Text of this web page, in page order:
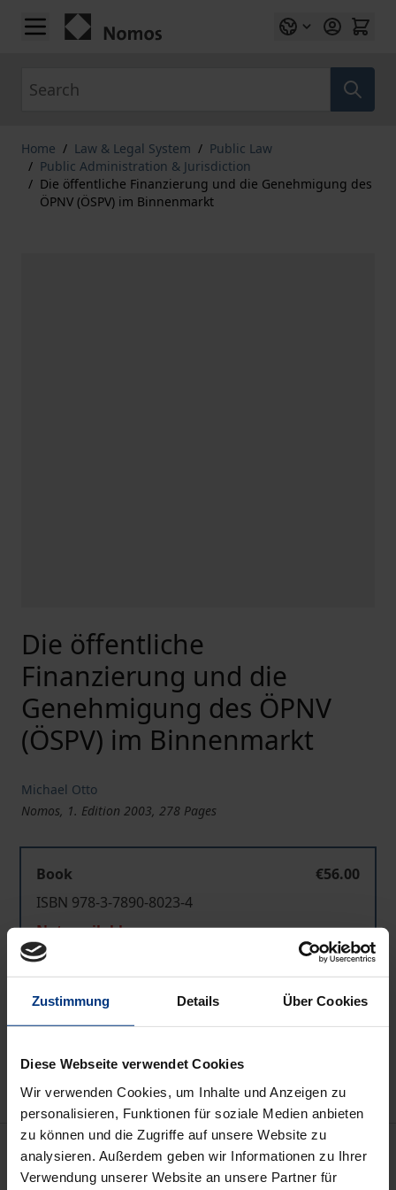
Zustimmung Details Über Cookies
Diese Webseite verwendet Cookies
Wir verwenden Cookies, um Inhalte und Anzeigen zu
personalisieren, Funktionen für soziale Medien anbieten
zu können und die Zugriffe auf unsere Website zu
analysieren. Außerdem geben wir Informationen zu Ihrer
Verwendung unserer Website an unsere Partner für
Skip to Content
Home / Law & Legal System / Public Law
/ Public Administration & Jurisdiction
/ Die öffentliche Finanzierung und die Genehmigung des
ÖPNV (ÖSPV) im Binnenmarkt
Die öffentliche
Finanzierung und die
Genehmigung des ÖPNV
(ÖSPV) im Binnenmarkt
Michael Otto
Nomos, 1. Edition 2003, 278 Pages
Book
€56.00
ISBN 978-3-7890-8023-4
Not available
Add to Cart
Delivery cost notice
Description